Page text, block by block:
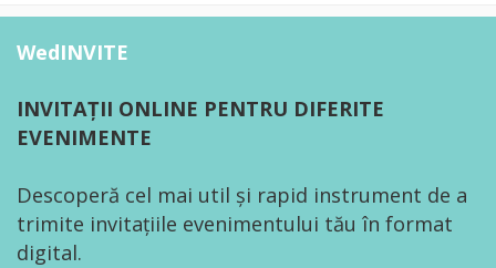
WedINVITE
INVITAȚII ONLINE PENTRU DIFERITE
EVENIMENTE
Descoperă cel mai util și rapid instrument de a
trimite invitațiile evenimentului tău în format
digital.